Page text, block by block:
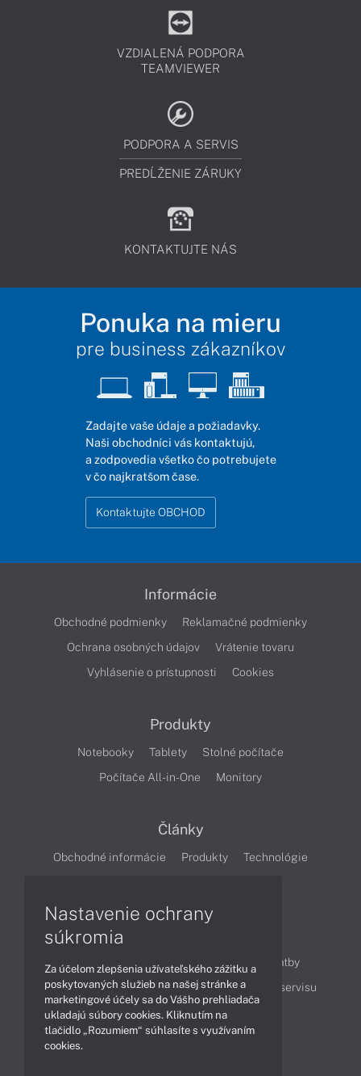
VZDIALENÁ PODPORA
TEAMVIEWER
PODPORA A SERVIS
PREDĹŽENIE ZÁRUKY
KONTAKTUJTE NÁS
Ponuka na mieru
pre business zákazníkov
Zadajte vaše údaje a požiadavky.
Naši obchodníci vás kontaktujú,
a zodpovedia všetko čo potrebujete
v čo najkratšom čase.
Kontaktujte OBCHOD
Informácie
Obchodné podmienky
Reklamačné podmienky
Ochrana osobných údajov
Vrátenie tovaru
Vyhlásenie o prístupnosti
Cookies
Produkty
Notebooky Tablety
Stolné počítače
Počítače All-in-One
Monitory
Články
Obchodné informácie Produkty
Technológie
Ako nakupovať
Možnosti doručenia a platby
Podpora a servis
Servisné služby Cenník servisu
Kontakty
Nastavenie ochrany
súkromia
Za účelom zlepšenia užívateľského zážitku a
poskytovaných služieb na našej stránke a
marketingové účely sa do Vášho prehliadača
ukladajú súbory cookies. Kliknutím na
tlačidlo „Rozumiem“ súhlasíte s využívaním
cookies.